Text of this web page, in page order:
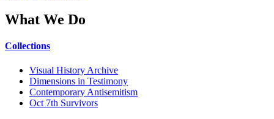
What We Do
Collections
Visual History Archive
Dimensions in Testimony
Contemporary Antisemitism
Oct 7th Survivors